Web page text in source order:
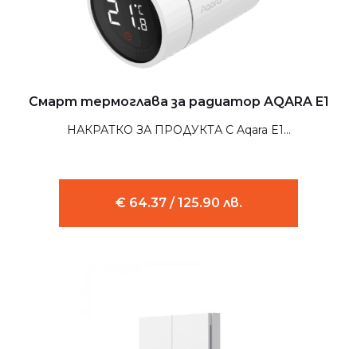
Смарт термоглава за радиатор AQARA E1
НАКРАТКО ЗА ПРОДУКТА С Aqara E1...
€ 64.37 / 125.90 лв.